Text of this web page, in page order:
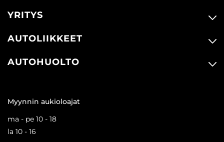
YRITYS
AUTOLIIKKEET
AUTOHUOLTO
Myynnin aukioloajat
ma - pe 10 - 18
la 10 - 16